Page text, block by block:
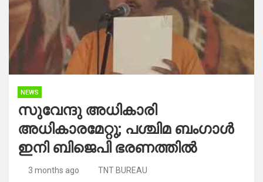
NEWS
സുവേന്ദു അധികാരി
അധികാരമേറ്റു; പശ്ചിമ ബം​ഗാൾ
ഇനി ബിജെപി ഭരണത്തിൽ
3 months ago TNT BUREAU